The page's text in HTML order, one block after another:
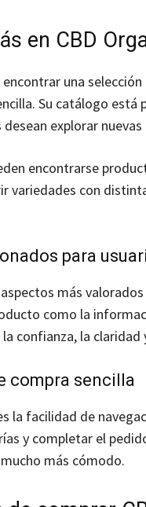
en CBD
encontrar una selección
Su catálogo
explorar
encontrarse
variedades con
para
más
como la
confianza, la claridad
compra sencilla
la facilidad de
y completar el
más cómodo.